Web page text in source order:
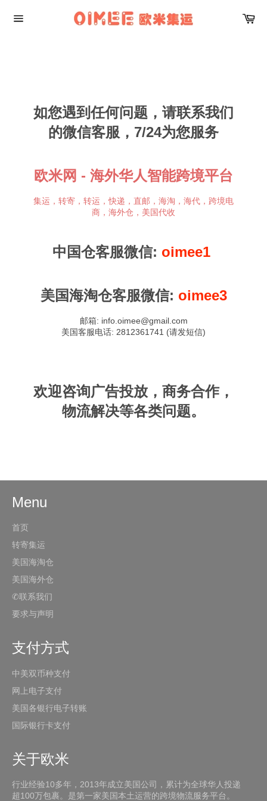
如您遇到任何问题，请联系我们
的微信客服，7/24为您服务
欧米网 - 海外华人智能跨境平台
集运，转寄，转运，快递，直邮，海淘，海代，跨境电
商，海外仓，美国代收
中国仓客服微信: oimee1
美国海淘仓客服微信: oimee3
邮箱: info.oimee@gmail.com
美国客服电话: 2812361741 (请发短信)
欢迎咨询广告投放，商务合作，
物流解决等各类问题。
Menu
首页
转寄集运
美国海淘仓
美国海外仓
✆联系我们
要求与声明
支付方式
中美双币种支付
网上电子支付
美国各银行电子转账
国际银行卡支付
关于欧米
行业经验10多年，2013年成立美国公司，累计为全球华人投递
超100万包裹。是第一家美国本土运营的跨境物流服务平台。